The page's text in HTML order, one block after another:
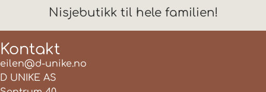
Nisjebutikk til hele familien!
Kontakt
eilen@d-unike.no
D UNIKE AS